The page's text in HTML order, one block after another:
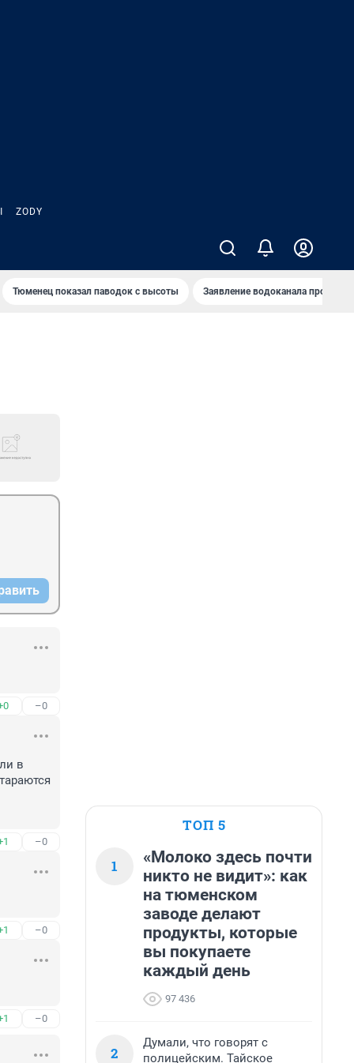
ZODY
Тюменец показал паводок с высоты Заявление водоканала про
–0
в
–0
–0
–0
ТОП 5
1
«Молоко здесь почти
никто не видит»: как
на тюменском
заводе делают
продукты, которые
вы покупаете
каждый день
97 436
2
Думали, что говорят с
полицейским. Тайское